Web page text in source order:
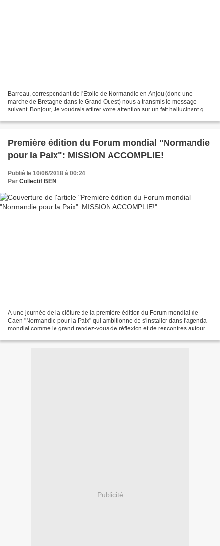
Barreau, correspondant de l'Etoile de Normandie en Anjou (donc une
marche de Bretagne dans le Grand Ouest) nous a transmis le message
suivant: Bonjour, Je voudrais attirer votre attention sur un fait hallucinant qui
Première édition du Forum mondial "Normandie
pour la Paix": MISSION ACCOMPLIE!
Publié le 10/06/2018 à 00:24
Par Collectif BEN
A une journée de la clôture de la première édition du Forum mondial de
Caen "Normandie pour la Paix" qui ambitionne de s'installer dans l'agenda
mondial comme le grand rendez-vous de réflexion et de rencontres autour
Publicité